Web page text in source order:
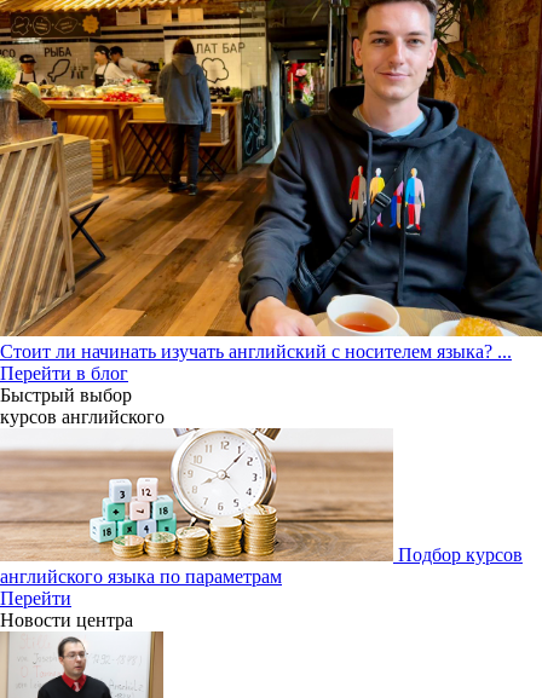
Стоит ли начинать изучать английский с носителем языка? ...
Перейти в блог
Быстрый выбор
курсов английcкого
Подбор курсов
английского языка по параметрам
Перейти
Новости центра